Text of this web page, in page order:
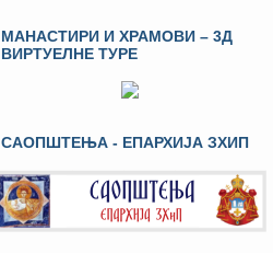
МАНАСТИРИ И ХРАМОВИ – 3Д
ВИРТУЕЛНЕ ТУРЕ
САОПШТЕЊА - ЕПАРХИЈА ЗХИП